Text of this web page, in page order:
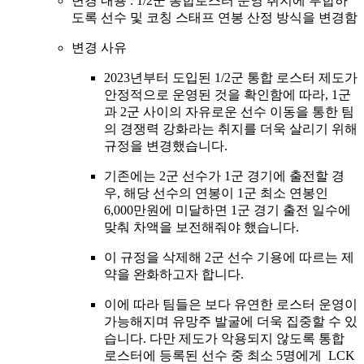
도록 선수 및 코칭 스태프 연봉 산정 방식을 변경함
변경 사유
2023년부터 도입된 1/2군 통합 로스터 제도가
안정적으로 운영된 것을 확인함에 따라, 1군
과 2군 사이의 자유로운 선수 이동을 통한 팀
의 경쟁력 강화라는 취지를 더욱 살리기 위해
규정을 변경했습니다.
기존에는 2군 선수가 1군 경기에 출전할 경
우, 해당 선수의 연봉이 1군 최소 연봉인
6,000만원에 미달하면 1군 경기 출전 일수에
맞춰 차액을 보전해줘야 했습니다.
이 규정을 삭제해 2군 선수 기용에 따르는 제
약을 완화하고자 합니다.
이에 따라 팀들은 보다 유연한 로스터 운영이
가능해지며 유망주 발굴에 더욱 집중할 수 있
습니다. 다만 제도가 악용되지 않도록 통합
로스터에 등록된 선수 중 최소 5명에게 LCK